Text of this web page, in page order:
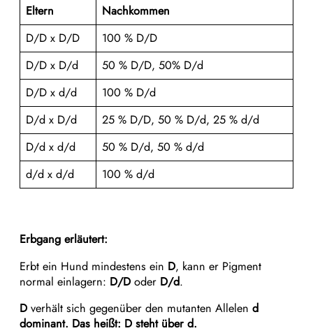
Eltern
Nachkommen
​D/D x D/D
100 % D/D
D/D x D/d
50 % D/D, 50% D/d
D/D x d/d
100 % D/d
D/d x D/d
25 % D/D, 50 % D/d, 25 % d/d
D/d x d/d
50 % D/d, 50 % d/d
d/d x d/d
100 % d/d
Erbgang erläutert:
Erbt ein Hund mindestens ein D, kann er Pigment
normal einlagern: D/D oder D/d.
D verhält sich gegenüber den mutanten Allelen d
dominant. Das heißt: D steht über d.